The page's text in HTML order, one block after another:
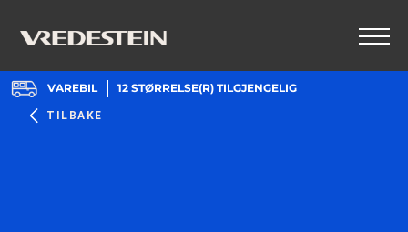
TILBAKE
VAREBIL 12 STØRRELSE(R) TILGJENGELIG